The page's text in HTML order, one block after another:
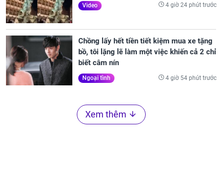
Video 4 giờ 24 phút trước
Chồng lấy hết tiền tiết kiệm mua xe tặng
bồ, tôi lặng lẽ làm một việc khiến cả 2 chỉ
biết câm nín
Ngoại tình 4 giờ 54 phút trước
Xem thêm